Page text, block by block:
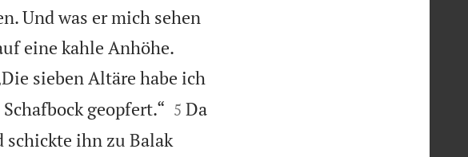
Und was er mich sehen
eine kahle Anhöhe.
sieben Altäre habe ich
geopfert.“
5 Da
schickte ihn zu Balak